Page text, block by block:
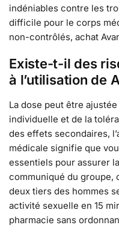
indéniables contre les
difficile pour le corps
non-contrôlés, achat
Existe-t-il des
à l’utilisation de
La dose peut être
individuelle et de la
des effets secondaires,
médicale signifie que
essentiels pour assurer
communiqué du groupe,
deux tiers des hommes
activité sexuelle en 15
pharmacie sans